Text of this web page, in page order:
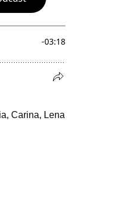
Carina, Lena